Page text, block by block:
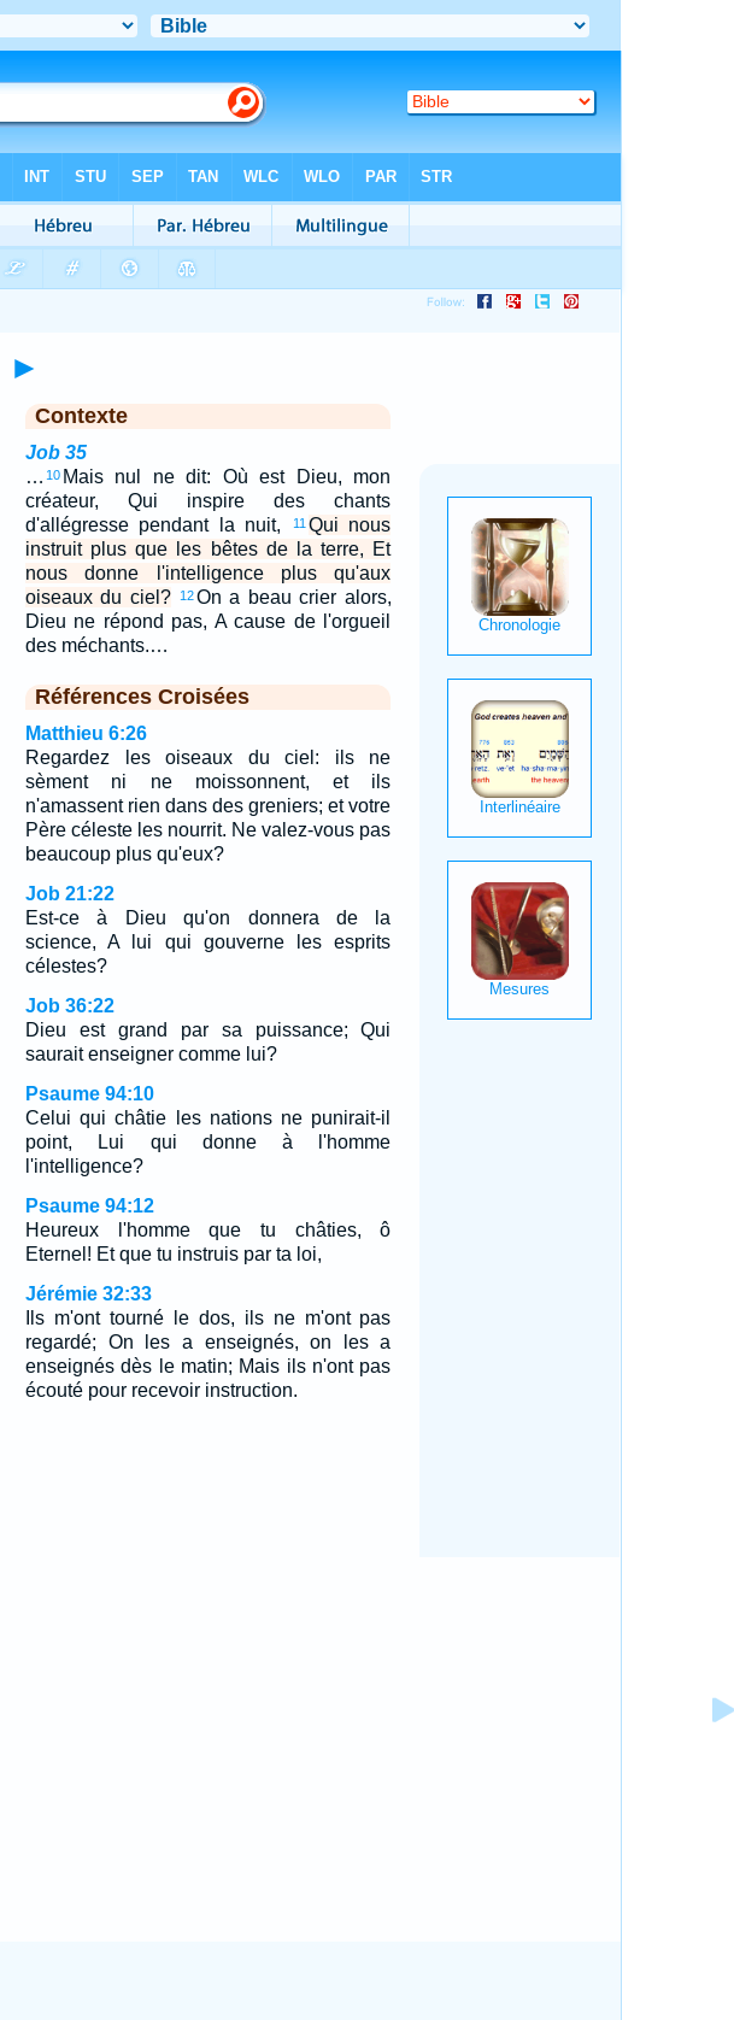
►
Contexte
Job 35
… 10 Mais nul ne dit: Où est Dieu, mon
créateur, Qui inspire des chants
d'allégresse pendant la nuit,
11 Qui nous
instruit plus que les bêtes de la terre, Et
nous donne l'intelligence plus qu'aux
oiseaux du ciel?
12On a beau crier alors,
Dieu ne répond pas, A cause de l'orgueil
des méchants.…
Références Croisées
Matthieu 6:26
Regardez les oiseaux du ciel: ils ne
sèment ni ne moissonnent, et ils
n'amassent rien dans des greniers; et votre
Père céleste les nourrit. Ne valez-vous pas
beaucoup plus qu'eux?
Job 21:22
Est-ce à Dieu qu'on donnera de la
science, A lui qui gouverne les esprits
célestes?
Job 36:22
Dieu est grand par sa puissance; Qui
saurait enseigner comme lui?
Psaume 94:10
Celui qui châtie les nations ne punirait-il
point, Lui qui donne à l'homme
l'intelligence?
Psaume 94:12
Heureux l'homme que tu châties, ô
Eternel! Et que tu instruis par ta loi,
Jérémie 32:33
Ils m'ont tourné le dos, ils ne m'ont pas
regardé; On les a enseignés, on les a
enseignés dès le matin; Mais ils n'ont pas
écouté pour recevoir instruction.